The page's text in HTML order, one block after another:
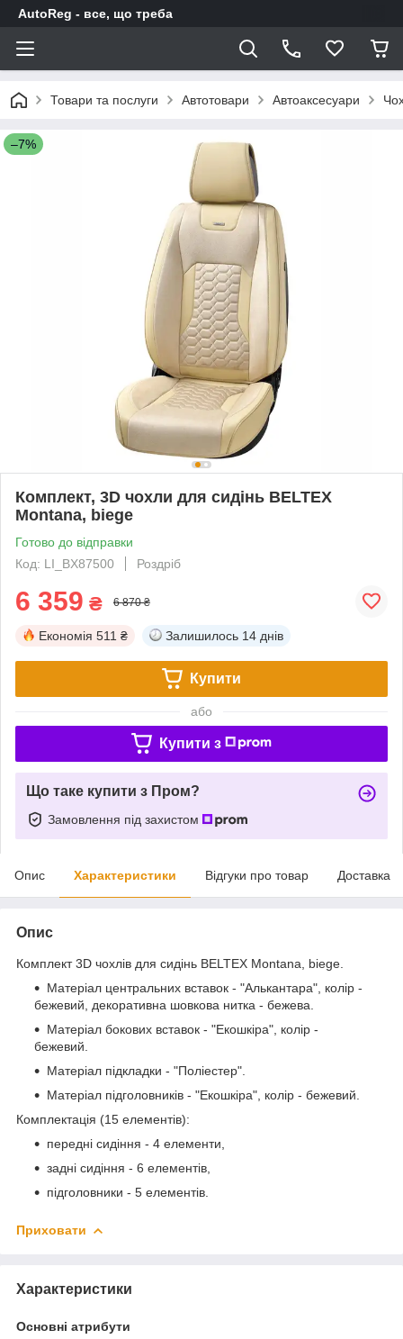
AutoReg - все, що треба
Товари та послуги Автотовари Автоаксесуари
–7%
Комплект, 3D чохли для сидінь BELTEX
Montana, biege
Готово до відправки
Код: LI_BX87500
Роздріб
6 359 ₴ 6 870 ₴
Економія 511 ₴ Залишилось 14 днів
Купити
або
Купити з
Що таке купити з Пром?
Замовлення під захистом
Опис Характеристики Відгуки про товар Доставка
Опис
Комплект 3D чохлів для сидінь BELTEX Montana, biege.
Матеріал центральних вставок - "Алькантара", колір -
бежевий, декоративна шовкова нитка - бежева.
Матеріал бокових вставок - "Екошкіра", колір -
бежевий.
Матеріал підкладки - "Поліестер".
Матеріал підголовників - "Екошкіра", колір - бежевий.
Комплектація (15 елементів):
передні сидіння - 4 елементи,
задні сидіння - 6 елементів,
підголовники - 5 елементів.
Приховати
Характеристики
Основні атрибути